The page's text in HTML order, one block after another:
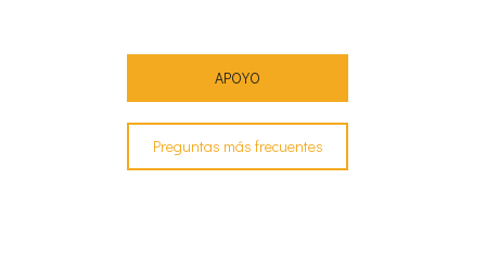
APOYO
Preguntas más frecuentes